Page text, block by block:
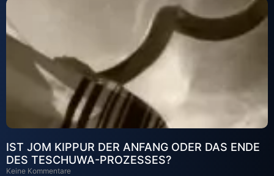
IST JOM KIPPUR DER ANFANG ODER DAS ENDE
DES TESCHUWA-PROZESSES?
Keine Kommentare